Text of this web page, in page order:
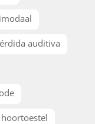
auditiva
hoortoestel